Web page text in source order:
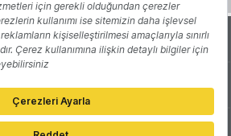
Yazarlar
Reklam